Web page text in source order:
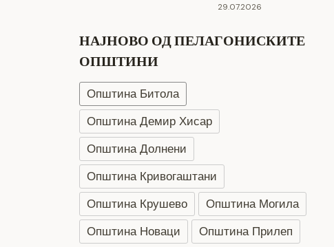
29.07.2026
НАЈНОВО ОД ПЕЛАГОНИСКИТЕ
ОПШТИНИ
Општина Битола
Општина Демир Хисар
Општина Долнени
Општина Кривогаштани
Општина Крушево
Општина Могила
Општина Новаци
Општина Прилеп